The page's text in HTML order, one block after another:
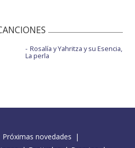
Rosalía y Yahritza y su Esencia,
La perla
Próximas novedades